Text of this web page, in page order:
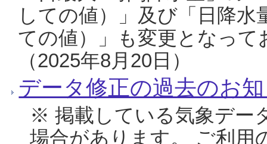
しての値）」及び「日降
ての値）」も変更となっ
（2025年8月20日）
データ修正の過去のお
※ 掲載している気象デー
場合があります。 ご利用